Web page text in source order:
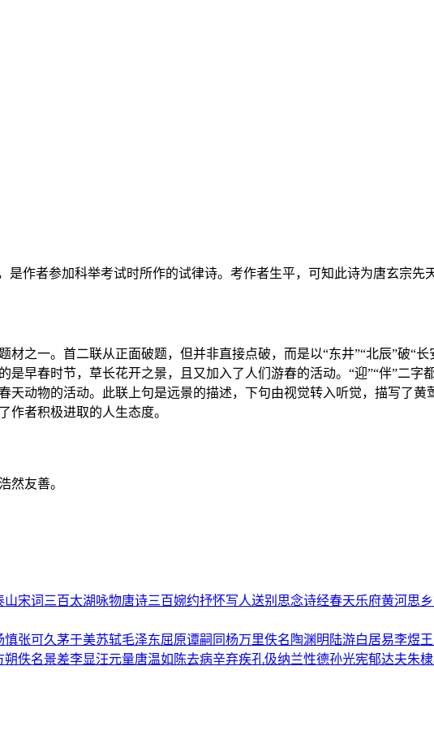
是作者参加科举考试时所作的试律诗。考作者生平，可知此诗为唐玄宗先
材之一。首二联从正面破题，但并非直接点破，而是以“东井”“北辰”破“
是早春时节，草长花开之景，且又加入了人们游春的活动。“迎”“伴”二
天动物的活动。此联上句是远景的描述，下句由视觉转入听觉，描写了
作者积极进取的人生态度。
然友善。
山宋词三百太湖 咏物唐诗三百婉约抒怀写人送别 思念诗经春天乐府黄河思乡
慎张可久茅于美苏轼毛泽东屈原谭嗣同杨万里佚名 陶渊明 陆游白居易李煜
朔佚名景差李显汪元量唐温如 陈去病辛弃疾孔伋纳兰性德孙光宪郁达夫朱棣